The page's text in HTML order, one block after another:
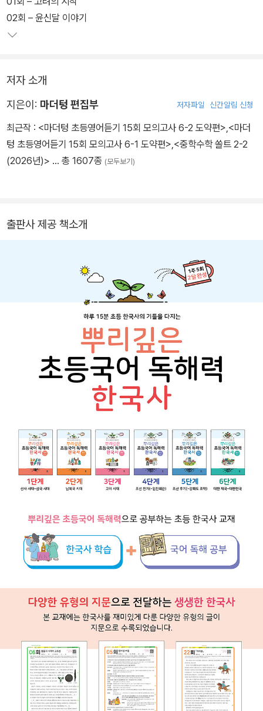
02회 – 윤신달 이야기
저자 소개
지은이: 마더텅 편집부 저자파일 신간알림 신청
최근작 : <마더텅 초등영어듣기 15회 모의고사 6-2 도약편>,<마더
텅 초등영어듣기 15회 모의고사 6-1 도약편>,<중학수학 쏠트 2-2
(2026년)> … 총 1607종 (모두보기)
출판사 제공 책소개